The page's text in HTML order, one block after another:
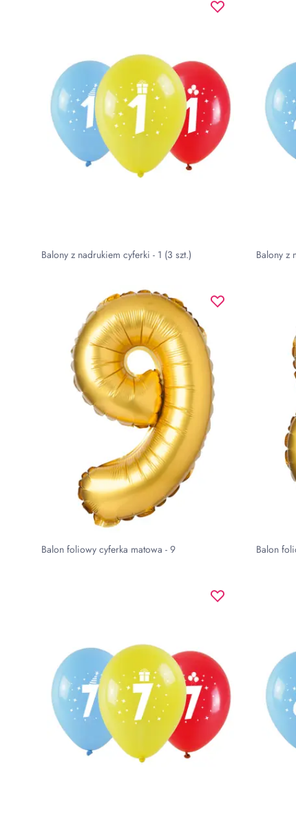
Balony z nadrukiem cyferki - 1 (3 szt.) Balony z
Balon foliowy cyferka matowa - 9 Balon